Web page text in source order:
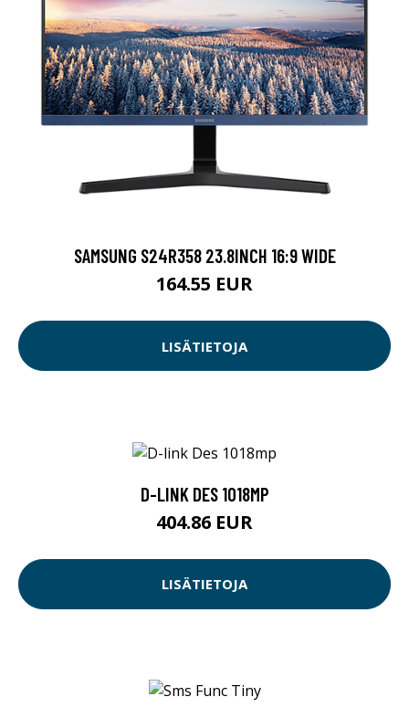
SAMSUNG S24R358 23.8INCH 16:9 WIDE
164.55 EUR
LISÄTIETOJA
D-LINK DES 1018MP
404.86 EUR
LISÄTIETOJA